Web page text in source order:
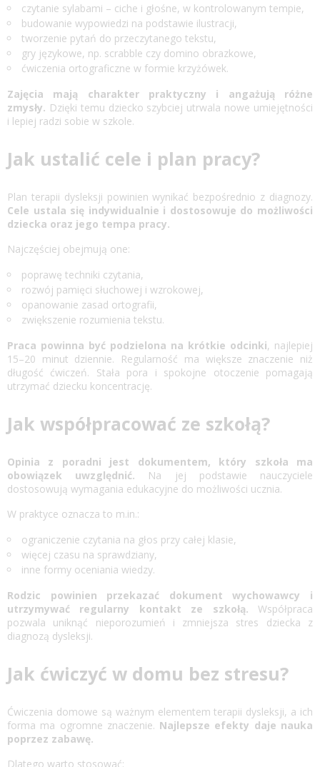
czytanie sylabami – ciche i głośne, w kontrolowanym tempie,
budowanie wypowiedzi na podstawie ilustracji,
tworzenie pytań do przeczytanego tekstu,
gry językowe, np. scrabble czy domino obrazkowe,
ćwiczenia ortograficzne w formie krzyżówek.
Zajęcia mają charakter praktyczny i angażują różne
zmysły. Dzięki temu dziecko szybciej utrwala nowe umiejętności
i lepiej radzi sobie w szkole.
Jak ustalić cele i plan pracy?
Plan terapii dysleksji powinien wynikać bezpośrednio z diagnozy.
Cele ustala się indywidualnie i dostosowuje do możliwości
dziecka oraz jego tempa pracy.
Najczęściej obejmują one:
poprawę techniki czytania,
rozwój pamięci słuchowej i wzrokowej,
opanowanie zasad ortografii,
zwiększenie rozumienia tekstu.
Praca powinna być podzielona na krótkie odcinki, najlepiej
15–20 minut dziennie. Regularność ma większe znaczenie niż
długość ćwiczeń. Stała pora i spokojne otoczenie pomagają
utrzymać dziecku koncentrację.
Jak współpracować ze szkołą?
Opinia z poradni jest dokumentem, który szkoła ma
obowiązek uwzględnić. Na jej podstawie nauczyciele
dostosowują wymagania edukacyjne do możliwości ucznia.
W praktyce oznacza to m.in.:
ograniczenie czytania na głos przy całej klasie,
więcej czasu na sprawdziany,
inne formy oceniania wiedzy.
Rodzic powinien przekazać dokument wychowawcy i
utrzymywać regularny kontakt ze szkołą. Współpraca
pozwala uniknąć nieporozumień i zmniejsza stres dziecka z
diagnozą dysleksji.
Jak ćwiczyć w domu bez stresu?
Ćwiczenia domowe są ważnym elementem terapii dysleksji, a ich
forma ma ogromne znaczenie. Najlepsze efekty daje nauka
poprzez zabawę.
Dlatego warto stosować: